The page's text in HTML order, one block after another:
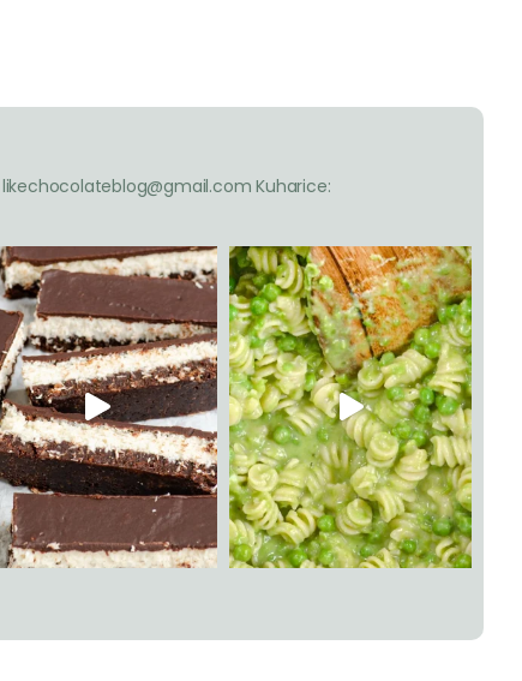
likechocolateblog@gmail.com Kuharice: